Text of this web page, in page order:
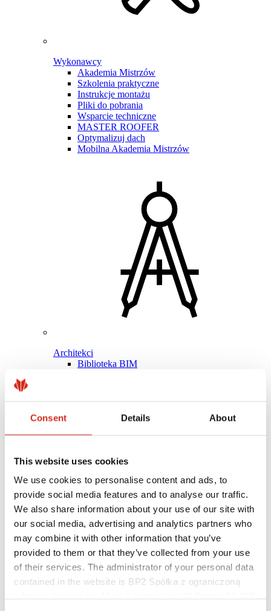
Consent Details About
This website uses cookies
We use cookies to personalise content and ads, to
provide social media features and to analyse our traffic.
We also share information about your use of our site with
our social media, advertising and analytics partners who
may combine it with other information that you’ve
provided to them or that they’ve collected from your use
of their services. The administrator of your personal data
contained in the website is BP2 Spółka z ograniczoną
Wykonawcy
Akademia Mistrzów
Szkolenia praktyczne
Instrukcje montażu
Pliki do pobrania
Wsparcie techniczne
MASTER ROOFER
Optymalizuj dach
Mobilna Akademia Mistrzów
Architekci
Biblioteka BIM
Pomocne linki